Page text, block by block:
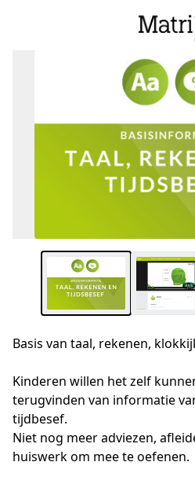
Basis van taal, rekenen,
Kinderen willen het zelf
terugvinden van informatie
tijdbesef.
Niet nog meer adviezen,
huiswerk om mee te oefenen.